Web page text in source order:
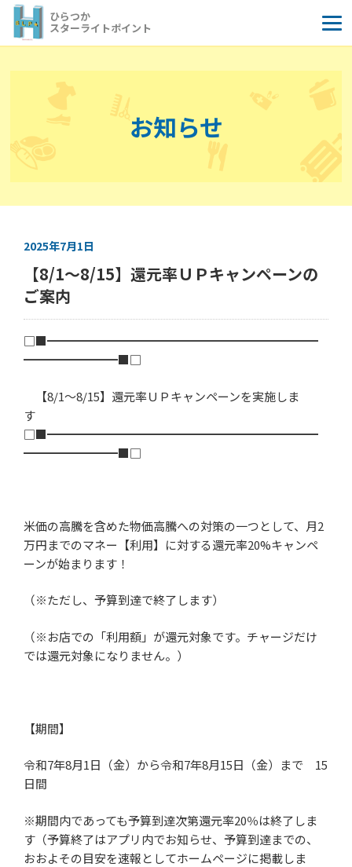
テ
ひらつか
スターライトポイント
お知らせ
2025年7月1日
【8/1～8/15】還元率ＵＰキャンペーンの
ご案内
□■━━━━━━━━━━━━━━━━━━━━━━━
━━━━━━━━■□
【8/1～8/15】還元率ＵＰキャンペーンを実施しま
す
□■━━━━━━━━━━━━━━━━━━━━━━━
━━━━━━━━■□
米価の高騰を含めた物価高騰への対策の一つとして、月2
万円までのマネー【利用】に対する還元率20%キャンペ
ーンが始まります！
（※ただし、予算到達で終了します）
（※お店での「利用額」が還元対象です。チャージだけ
では還元対象になりません。）
【期間】
令和7年8月1日（金）から令和7年8月15日（金）まで 15
日間
※期間内であっても予算到達次第還元率20％は終了しま
す（予算終了はアプリ内でお知らせ、予算到達までの、
おおよその目安を速報としてホームページに掲載しま